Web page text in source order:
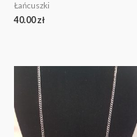
Łańcuszki
40.00zł